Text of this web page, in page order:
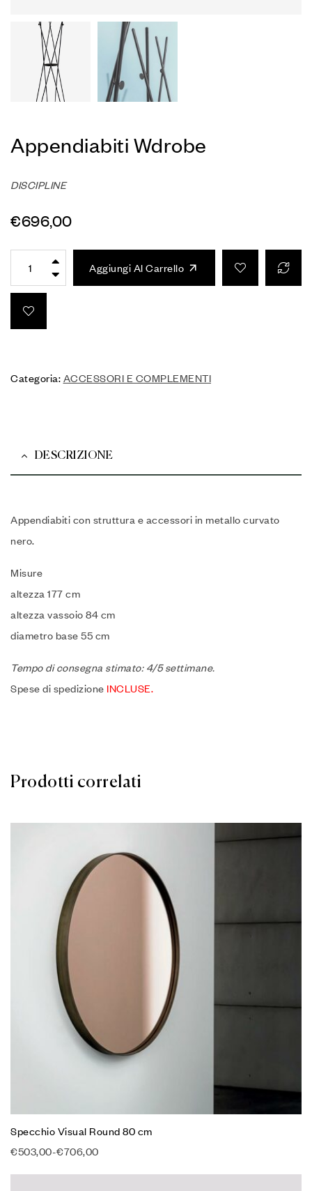
Appendiabiti Wdrobe
DISCIPLINE
€696,00
Aggiungi Al Carrello
Categoria: ACCESSORI E COMPLEMENTI
DESCRIZIONE
Appendiabiti con struttura e accessori in metallo curvato
nero.
Misure
altezza 177 cm
altezza vassoio 84 cm
diametro base 55 cm
Tempo di consegna stimato: 4/5 settimane.
Spese di spedizione INCLUSE.
Prodotti correlati
Specchio Visual Round 80 cm
€503,00-€706,00